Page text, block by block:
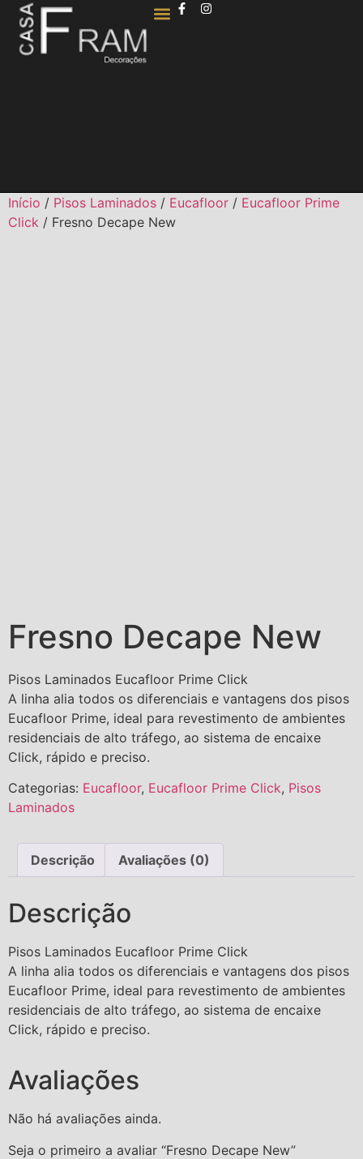
Início / Pisos Laminados / Eucafloor / Eucafloor Prime
Click / Fresno Decape New
Fresno Decape New
Pisos Laminados Eucafloor Prime Click
A linha alia todos os diferenciais e vantagens dos pisos
Eucafloor Prime, ideal para revestimento de ambientes
residenciais de alto tráfego, ao sistema de encaixe
Click, rápido e preciso.
Categorias: Eucafloor, Eucafloor Prime Click, Pisos
Laminados
Descrição Avaliações (0)
Descrição
Pisos Laminados Eucafloor Prime Click
A linha alia todos os diferenciais e vantagens dos pisos
Eucafloor Prime, ideal para revestimento de ambientes
residenciais de alto tráfego, ao sistema de encaixe
Click, rápido e preciso.
Avaliações
Não há avaliações ainda.
Seja o primeiro a avaliar “Fresno Decape New”